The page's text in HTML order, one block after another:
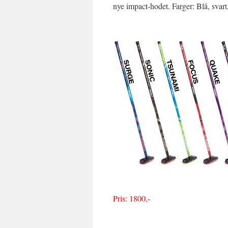
nye impact-hodet. Farger: Blå,
Pris: 1800,-